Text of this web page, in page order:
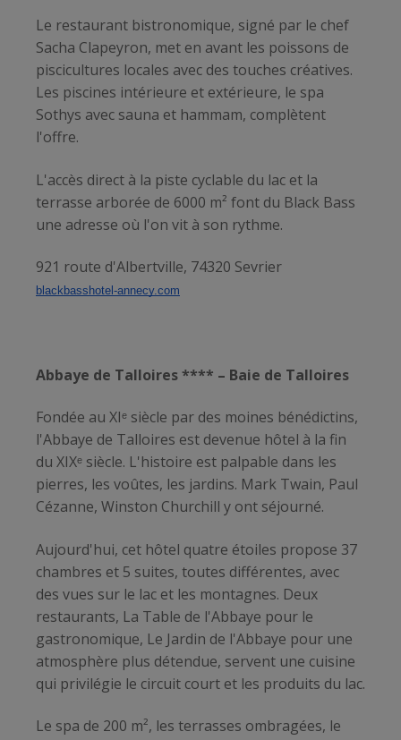
Le restaurant bistronomique, signé par le chef
Sacha Clapeyron, met en avant les poissons de
piscicultures locales avec des touches créatives.
Les piscines intérieure et extérieure, le spa
Sothys avec sauna et hammam, complètent
l'offre.
L'accès direct à la piste cyclable du lac et la
terrasse arborée de 6000 m² font du Black Bass
une adresse où l'on vit à son rythme.
921 route d'Albertville, 74320 Sevrier
blackbasshotel-annecy.com
Abbaye de Talloires **** – Baie de Talloires
Fondée au XIᵉ siècle par des moines bénédictins,
l'Abbaye de Talloires est devenue hôtel à la fin
du XIXᵉ siècle. L'histoire est palpable dans les
pierres, les voûtes, les jardins. Mark Twain, Paul
Cézanne, Winston Churchill y ont séjourné.
Aujourd'hui, cet hôtel quatre étoiles propose 37
chambres et 5 suites, toutes différentes, avec
des vues sur le lac et les montagnes. Deux
restaurants, La Table de l'Abbaye pour le
gastronomique, Le Jardin de l'Abbaye pour une
atmosphère plus détendue, servent une cuisine
qui privilégie le circuit court et les produits du lac.
Le spa de 200 m², les terrasses ombragées, le